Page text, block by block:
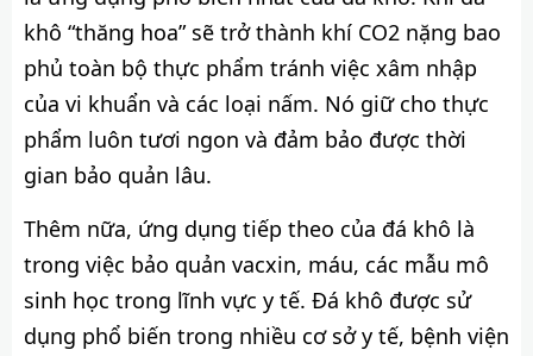
khô “thăng hoa” sẽ trở thành khí CO2 nặng bao
phủ toàn bộ thực phẩm tránh việc xâm nhập
của vi khuẩn và các loại nấm. Nó giữ cho thực
phẩm luôn tươi ngon và đảm bảo được thời
gian bảo quản lâu.
Thêm nữa, ứng dụng tiếp theo của đá khô là
trong việc bảo quản vacxin, máu, các mẫu mô
sinh học trong lĩnh vực y tế. Đá khô được sử
dụng phổ biến trong nhiều cơ sở y tế, bệnh viện